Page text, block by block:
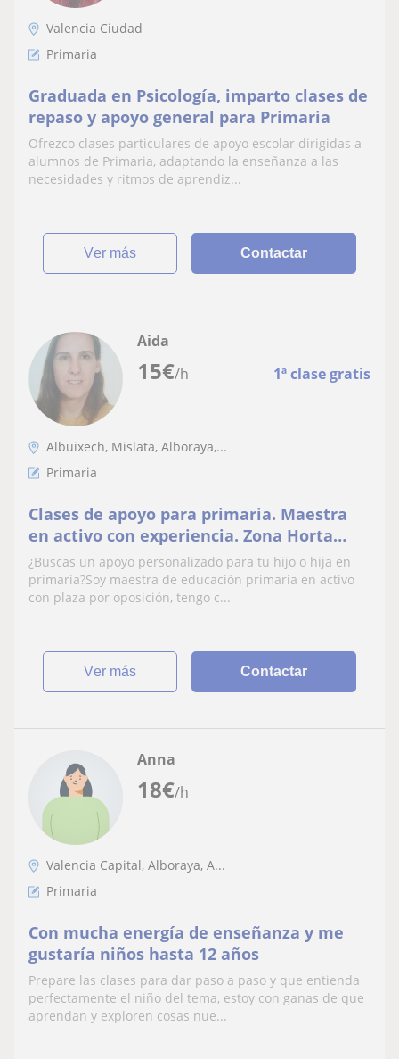
Valencia Ciudad
Primaria
Graduada en Psicología, imparto clases de
repaso y apoyo general para Primaria
Ofrezco clases particulares de apoyo escolar dirigidas a
alumnos de Primaria, adaptando la enseñanza a las
necesidades y ritmos de aprendiz...
ver más Contactar
15€/h 1ª clase gratis
Aida
Albuixech, Mislata, Alboraya,...
Primaria
Clases de apoyo para primaria. Maestra
en activo con experiencia. Zona Horta
Nord
¿Buscas un apoyo personalizado para tu hijo o hija en
primaria?Soy maestra de educación primaria en activo
con plaza por oposición, tengo c...
ver más Contactar
18€/h
Anna
Valencia Capital, Alboraya, A...
Primaria
Con mucha energía de enseñanza y me
gustaría niños hasta 12 años
Prepare las clases para dar paso a paso y que entienda
perfectamente el niño del tema, estoy con ganas de que
aprendan y exploren cosas nue...